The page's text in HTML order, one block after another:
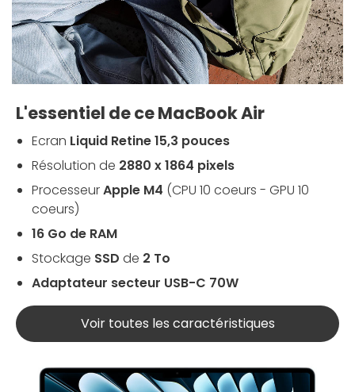
L'essentiel de ce MacBook Air
Ecran Liquid Retine 15,3 pouces
Résolution de 2880 x 1864 pixels
ProcesseurApple M4 (CPU 10 coeurs - GPU 10
coeurs)
16 Go de RAM
Stockage SSD de 2 To
Adaptateur secteur USB-C 70W
Voir toutes les caractéristiques